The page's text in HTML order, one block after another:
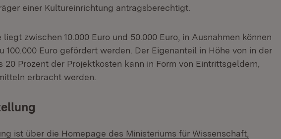
einer Kultureinrichtung antragsberechtigt.
liegt zwischen 10.000 Euro und 50.000 Euro, in Ausnahmen können
100.000 Euro gefördert werden. Der Eigenanteil in Höhe von in der
20 Prozent der Projektkosten kann in Form von Eintrittsgeldern,
erbracht werden.
ist über die Homepage des Ministeriums für Wissenschaft,